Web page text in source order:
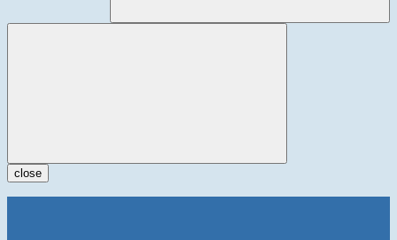
close